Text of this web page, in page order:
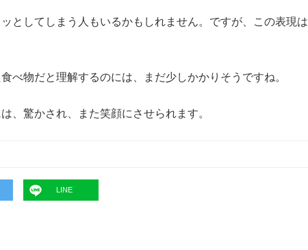
としてしまう人もいるかもしれません。ですが、この表現は
べ物だと理解するのには、まだ少しかかりそうですね。
、驚かされ、また笑顔にさせられます。
LINE